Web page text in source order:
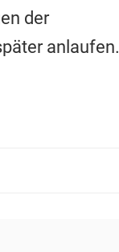
der
anlaufen.